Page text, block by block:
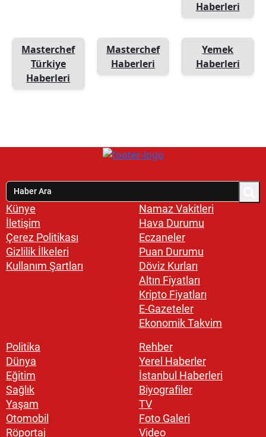
Haberleri
Masterchef
Türkiye
Haberleri
Masterchef
Haberleri
Yemek
Haberleri
Künye
İletişim
Çerez Politikası
Gizlilik İlkeleri
Kullanım Şartları
Namaz Vakitleri
Hava Durumu
Eczaneler
Puan Durumu
Döviz Kurları
Altın Fiyatları
Kripto Fiyatları
E-Gazeteler
Ekonomik Takvim
Politika
Dünya
Eğitim
Sağlık
Yaşam
Otomobil
Röportaj
Rehber
Yerel Haberler
İstanbul Haberleri
Biyografiler
TV
Foto Galeri
Video